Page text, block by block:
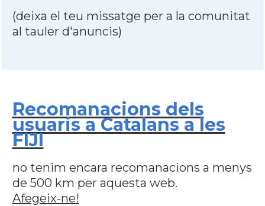
(deixa el teu missatge per a la comunitat
al tauler d'anuncis)
Recomanacions dels
usuaris a Catalans a les
FIJI
no tenim encara recomanacions a menys
de 500 km per aquesta web.
Afegeix-ne!